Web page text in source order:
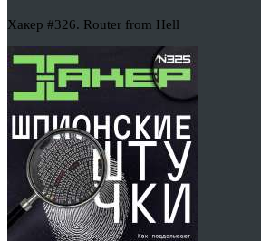
Хакер #326. Router from Hell